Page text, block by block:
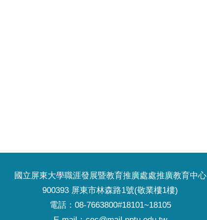
國立屏東大學職涯發展暨教育推廣處處推廣教育中心
900393 屏東市林森路1號(敬業樓1樓)
電話：08-7663800#18101~18105